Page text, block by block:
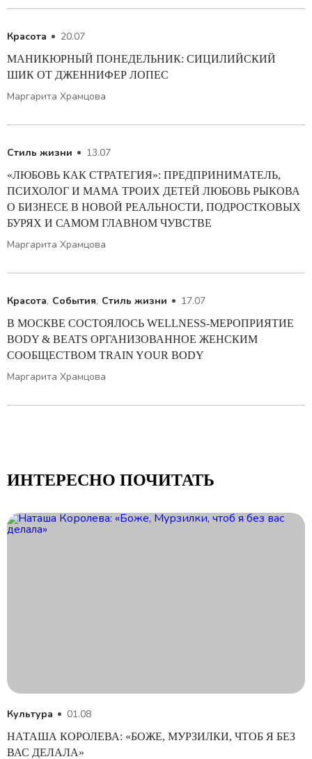
Красота 20.07
МАНИКЮРНЫЙ ПОНЕДЕЛЬНИК: СИЦИЛИЙСКИЙ
ШИК ОТ ДЖЕННИФЕР ЛОПЕС
Маргарита Храмцова
Стиль жизни 13.07
«ЛЮБОВЬ КАК СТРАТЕГИЯ»: ПРЕДПРИНИМАТЕЛЬ,
ПСИХОЛОГ И МАМА ТРОИХ ДЕТЕЙ ЛЮБОВЬ РЫКОВА
О БИЗНЕСЕ В НОВОЙ РЕАЛЬНОСТИ, ПОДРОСТКОВЫХ
БУРЯХ И САМОМ ГЛАВНОМ ЧУВСТВЕ
Маргарита Храмцова
Красота, События, Стиль жизни 17.07
В МОСКВЕ СОСТОЯЛОСЬ WELLNESS-МЕРОПРИЯТИЕ
BODY & BEATS ОРГАНИЗОВАННОЕ ЖЕНСКИМ
СООБЩЕСТВОМ TRAIN YOUR BODY
Маргарита Храмцова
ИНТЕРЕСНО ПОЧИТАТЬ
Культура 01.08
НАТАША КОРОЛЕВА: «БОЖЕ, МУРЗИЛКИ, ЧТОБ Я БЕЗ
ВАС ДЕЛАЛА»